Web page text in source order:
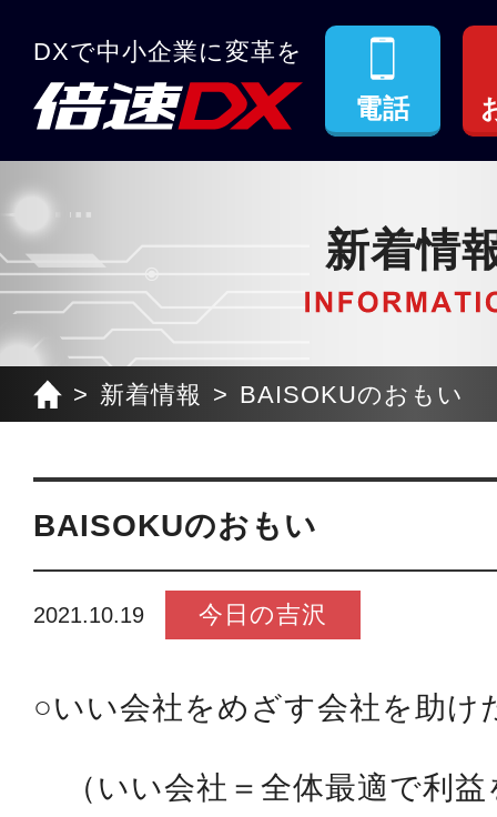
DXで中小企業に変革を
電話
新着情
新着情報 BAISOKUのおもい
BAISOKUのおもい
2021.10.19 今日の吉沢
○いい会社をめざす会社を助け
（いい会社＝全体最適で利益